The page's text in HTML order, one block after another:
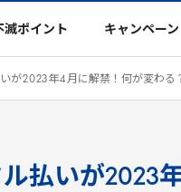
滅ポイント キャンペーン
が2023年4 月に解禁！何が変わる
払いが2023